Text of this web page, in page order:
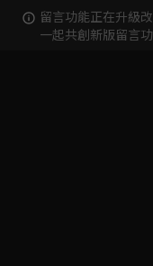
留言功能正在升級
一起共創新版留言功